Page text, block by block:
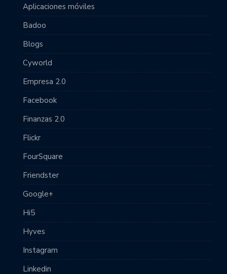
Aplicaciones móviles
Badoo
Blogs
Cyworld
Empresa 2.0
Facebook
Finanzas 2.0
Flickr
FourSquare
Friendster
Google+
Hi5
Hyves
Instagram
Linkedin